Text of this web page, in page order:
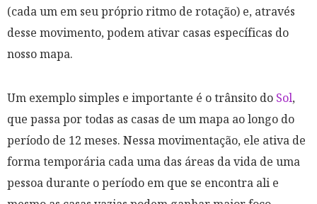
(cada um em seu próprio ritmo de rotação) e, através
desse movimento, podem ativar casas específicas do
nosso mapa.
Um exemplo simples e importante é o trânsito do Sol,
que passa por todas as casas de um mapa ao longo do
período de 12 meses. Nessa movimentação, ele ativa de
forma temporária cada uma das áreas da vida de uma
pessoa durante o período em que se encontra ali e